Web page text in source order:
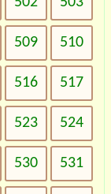
509 510
516 517
523 524
530 531